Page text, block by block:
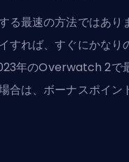
る最速の方法ではあり
すれば、すぐにかなり
年のOverwatch 2で
合は、ボーナスポイン